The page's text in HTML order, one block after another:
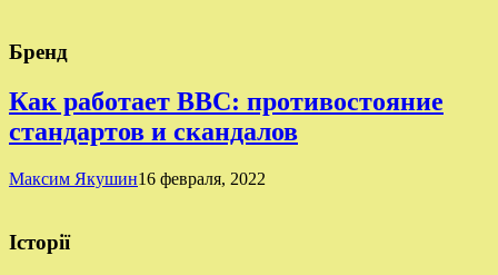
Бренд
Как работает BBC: противостояние
стандартов и скандалов
Максим Якушин16 февраля, 2022
Історії